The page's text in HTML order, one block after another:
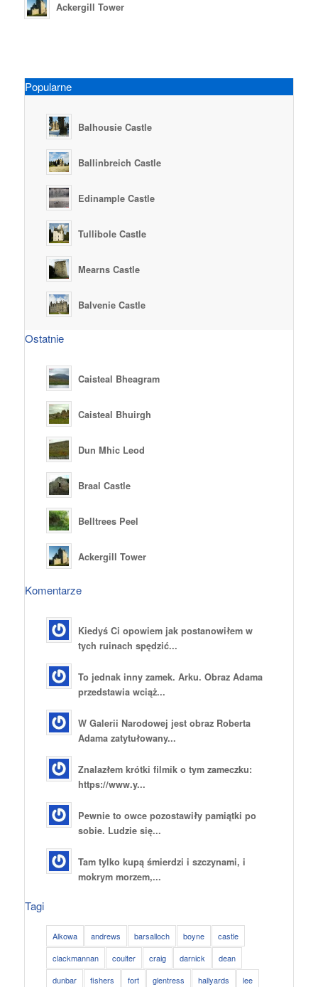
Ackergill Tower
Popularne
Balhousie Castle
Ballinbreich Castle
Edinample Castle
Tullibole Castle
Mearns Castle
Balvenie Castle
Ostatnie
Caisteal Bheagram
Caisteal Bhuirgh
Dun Mhic Leod
Braal Castle
Belltrees Peel
Ackergill Tower
Komentarze
Kiedyś Ci opowiem jak postanowiłem w
tych ruinach spędzić...
To jednak inny zamek. Arku. Obraz Adama
przedstawia wciąż...
W Galerii Narodowej jest obraz Roberta
Adama zatytułowany...
Znalazłem krótki filmik o tym zameczku:
https://www.y...
Pewnie to owce pozostawiły pamiątki po
sobie. Ludzie się...
Tam tylko kupą śmierdzi i szczynami, i
mokrym morzem,...
Tagi
Alkowa andrews barsalloch boyne
castle
clackmannan
coulter craig darnick
dean
dunbar
fishers fort glentress hallyards lee